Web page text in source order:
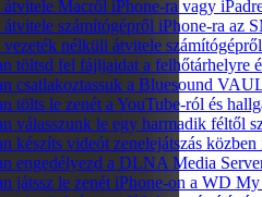
Macről iPhone-ra vagy
számítógépről iPhone-ra az
nélküli átvitele
töltsd fel fájljaidat a felhőtárhelyre
csatlakoztassuk a Bluesound
tölts le zenét a YouTube-ról és
válasszunk le egy harmadik féltől
készíts videót zenelejátszás közben
engedélyezd a DLNA Media
játssz le zenét iPhone-on a WD